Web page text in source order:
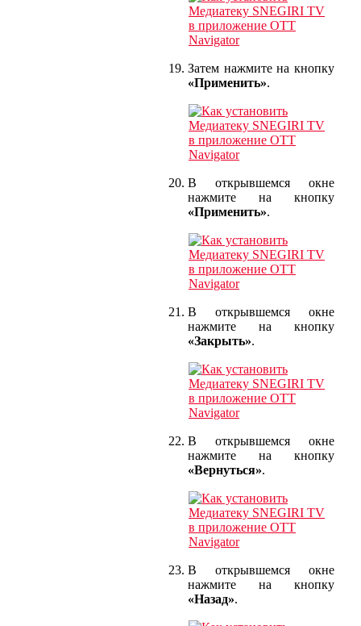
Затем нажмите на кнопку
«Применить».
В открывшемся окне
нажмите на кнопку
«Применить».
В открывшемся окне
нажмите на кнопку
«Закрыть».
В открывшемся окне
нажмите на кнопку
«Вернуться».
В открывшемся окне
нажмите на кнопку
«Назад».